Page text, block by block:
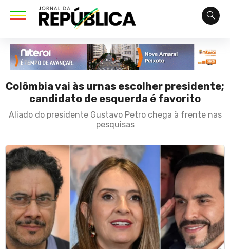
Colômbia vai às urnas escolher presidente;
candidato de esquerda é favorito
Aliado do presidente Gustavo Petro chega à frente nas
pesquisas